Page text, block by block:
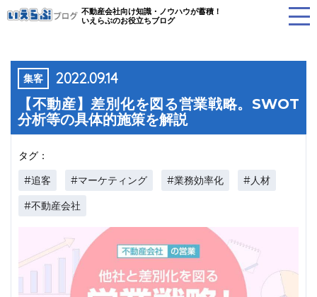
不動産会社向け知識・ノウハウが蓄積！
いえらぶのお役立ちブログ
集客 2022.09.14
【不動産】差別化を図る営業戦略。SWOT
分析等の具体的施策を解説
タグ：
#追客 #マーケティング #業務効率化
#人材
#不動産会社